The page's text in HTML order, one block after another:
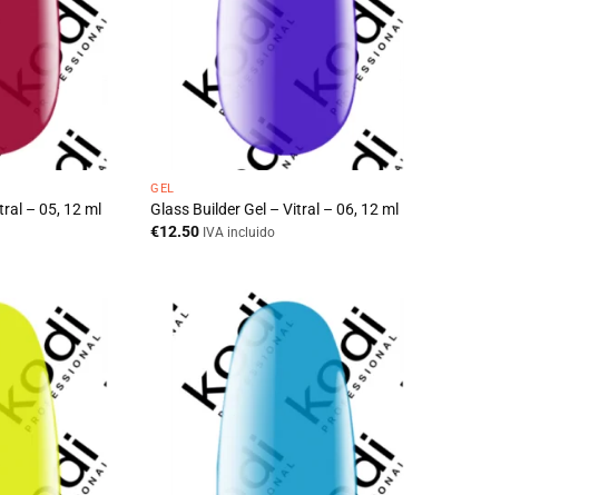
– 05, 12 ml
GEL
Glass Builder Gel – Vitral – 06, 12 ml
€12.50 IVA incluido